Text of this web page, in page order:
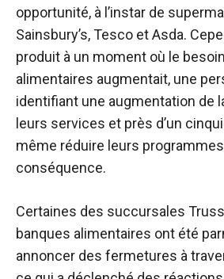
opportunité, à l’instar de
Sainsbury’s, Tesco et Asda.
produit à un moment où le
alimentaires augmentait, une
identifiant une augmentation de
leurs services et près d’un
même réduire leurs programmes
conséquence.
Certaines des succursales
banques alimentaires ont été
annoncer des fermetures à